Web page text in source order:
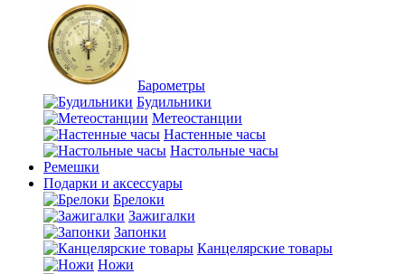
Барометры
Будильники
Метеостанции
Настенные часы
Настольные часы
Ремешки
Подарки и аксессуары
Брелоки
Зажигалки
Запонки
Канцелярские товары
Ножи